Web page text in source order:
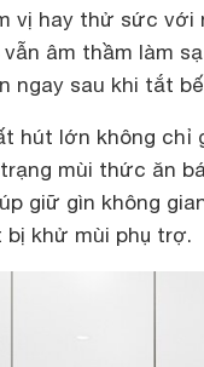
vị hay thử sức với
vẫn âm thầm làm
ngay sau khi tắt
hút lớn không chỉ
mùi thức ăn
giữ gìn không
khử mùi phụ trợ.